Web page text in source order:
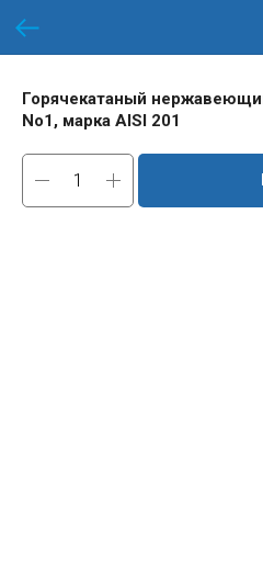
Горячекатаный
No1, марка AISI 201